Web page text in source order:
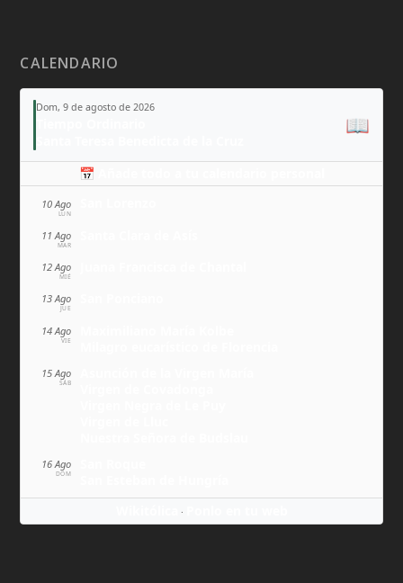
CALENDARIO
Dom, 9 de agosto de 2026
📖
📅 Añade todo a tu calendario personal
10 Ago
LUN
11 Ago
MAR
12 Ago
MIÉ
13 Ago
JUE
14 Ago
VIE
15 Ago
SÁB
16 Ago
DOM
·